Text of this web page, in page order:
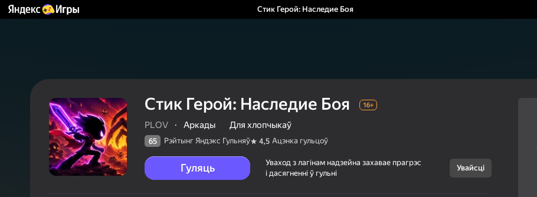
Стик Герой: Наследие Боя
Стик Герой: Наследие Боя 16+
PLOV · Аркады Для хлопчыкаў
65 Рэйтынг Яндэкс Гульняў 4,5 Ацэнка гульцоў
Гуляць
Уваход з лагінам надзейна захавае прагрэс
і дасягненні ў гульні
Увайсці